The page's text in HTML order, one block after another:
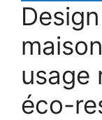
usage
éco-